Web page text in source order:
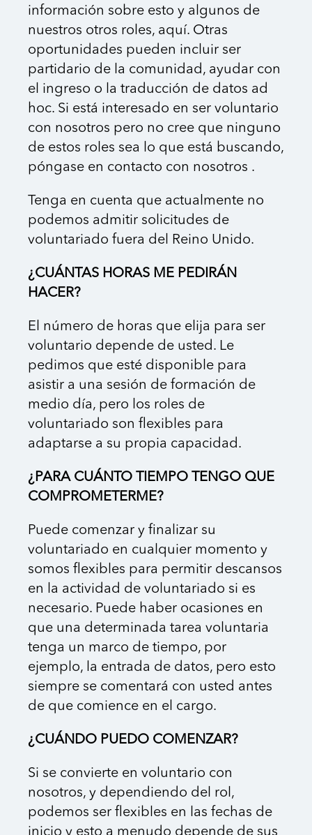
información sobre esto y algunos de
nuestros otros roles, aquí. Otras
oportunidades pueden incluir ser
partidario de la comunidad, ayudar con
el ingreso o la traducción de datos ad
hoc. Si está interesado en ser voluntario
con nosotros pero no cree que ninguno
de estos roles sea lo que está buscando,
póngase en contacto con nosotros .
Tenga en cuenta que actualmente no
podemos admitir solicitudes de
voluntariado fuera del Reino Unido.
¿CUÁNTAS HORAS ME PEDIRÁN
HACER?
El número de horas que elija para ser
voluntario depende de usted. Le
pedimos que esté disponible para
asistir a una sesión de formación de
medio día, pero los roles de
voluntariado son flexibles para
adaptarse a su propia capacidad.
¿PARA CUÁNTO TIEMPO TENGO QUE
COMPROMETERME?
Puede comenzar y finalizar su
voluntariado en cualquier momento y
somos flexibles para permitir descansos
en la actividad de voluntariado si es
necesario. Puede haber ocasiones en
que una determinada tarea voluntaria
tenga un marco de tiempo, por
ejemplo, la entrada de datos, pero esto
siempre se comentará con usted antes
de que comience en el cargo.
¿CUÁNDO PUEDO COMENZAR?
Si se convierte en voluntario con
nosotros, y dependiendo del rol,
podemos ser flexibles en las fechas de